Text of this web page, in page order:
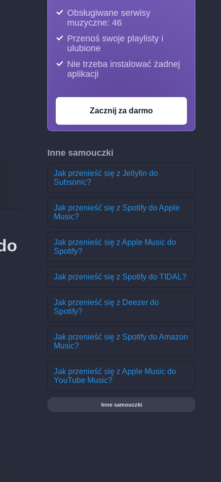
Obsługiwane serwisy
muzyczne: 46
Przenoś swoje playlisty i
ulubione
Nie trzeba instalować żadnej
aplikacji
Zacznij za darmo
Inne samouczki
Jak przenieść się z Jellyfin do
Subsonic?
Jak przenieść się z Spotify do Apple
Music?
Jak przenieść się z Apple Music do
Spotify?
Jak przenieść się z Spotify do TIDAL?
Jak przenieść się z Deezer do
Spotify?
Jak przenieść się z Spotify do Amazon
Music?
Jak przenieść się z Apple Music do
YouTube Music?
Inne samouczki